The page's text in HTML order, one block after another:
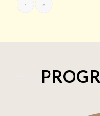
› »